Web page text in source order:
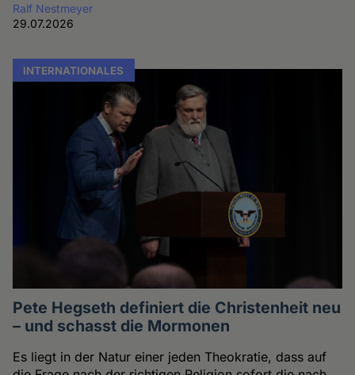
Ralf Nestmeyer
29.07.2026
INTERNATIONALES
Pete Hegseth definiert die Christenheit neu
– und schasst die Mormonen
Es liegt in der Natur einer jeden Theokratie, dass auf